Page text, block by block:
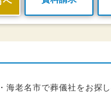
海老名市で葬儀社をお探